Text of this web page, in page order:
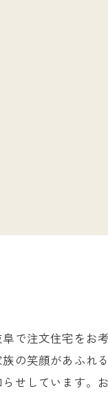
で注文住宅をお
の笑顔があふれ
せしています。